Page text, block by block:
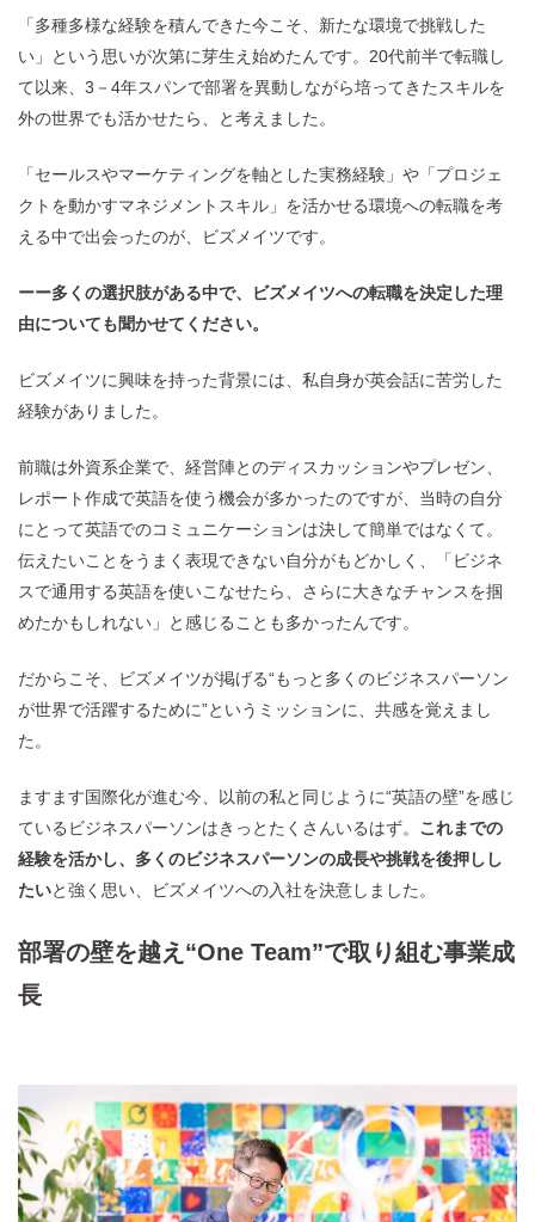
「多種多様な経験を積んできた今こそ、新たな環境で挑戦した
い」という思いが次第に芽生え始めたんです。20代前半で転職し
て以来、3－4年スパンで部署を異動しながら培ってきたスキルを
外の世界でも活かせたら、と考えました。
「セールスやマーケティングを軸とした実務経験」や「プロジェ
クトを動かすマネジメントスキル」を活かせる環境への転職を考
える中で出会ったのが、ビズメイツです。
ーー多くの選択肢がある中で、ビズメイツへの転職を決定した理
由についても聞かせてください。
ビズメイツに興味を持った背景には、私自身が英会話に苦労した
経験がありました。
前職は外資系企業で、経営陣とのディスカッションやプレゼン、
レポート作成で英語を使う機会が多かったのですが、当時の自分
にとって英語でのコミュニケーションは決して簡単ではなくて。
伝えたいことをうまく表現できない自分がもどかしく、「ビジネ
スで通用する英語を使いこなせたら、さらに大きなチャンスを掴
めたかもしれない」と感じることも多かったんです。
だからこそ、ビズメイツが掲げる“もっと多くのビジネスパーソン
が世界で活躍するために”というミッションに、共感を覚えまし
た。
ますます国際化が進む今、以前の私と同じように“英語の壁”を感じ
ているビジネスパーソンはきっとたくさんいるはず。 これまでの
経験を活かし、多くのビジネスパーソンの成長や挑戦を後押しし
たいと強く思い、ビズメイツへの入社を決意しました。
部署の壁を越え“One Team”で取り組む事業成
長